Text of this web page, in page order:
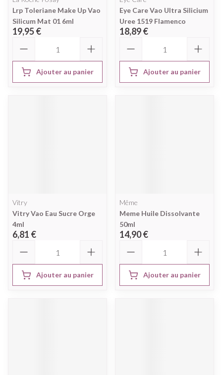
Lrp Toleriane Make Up Vao
Silicum Mat 01 6ml
19,95 €
Ajouter au panier
Eye Care Vao Ultra Silicium
Uree 1519 Flamenco
18,89 €
Ajouter au panier
Vitry
Vitry Vao Eau Sucre Orge
4ml
6,81 €
Ajouter au panier
Même
Meme Huile Dissolvante
50ml
14,90 €
Ajouter au panier